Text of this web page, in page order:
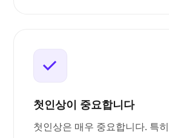
첫인상이 중요합니다
첫인상은 매우 중요합니다. 특